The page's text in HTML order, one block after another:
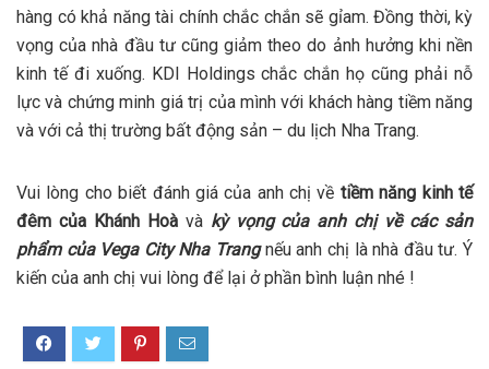
hàng có khả năng tài chính chắc chắn sẽ gỉam. Đồng thời, kỳ
vọng của nhà đầu tư cũng giảm theo do ảnh hưởng khi nền
kinh tế đi xuống. KDI Holdings chắc chắn họ cũng phải nỗ
lực và chứng minh giá trị của mình với khách hàng tiềm năng
và với cả thị trường bất động sản – du lịch Nha Trang.
Vui lòng cho biết đánh giá của anh chị về tiềm năng kinh tế
đêm của Khánh Hoà và kỳ vọng của anh chị về các sản
phẩm của Vega City Nha Trangnếu anh chị là nhà đầu tư. Ý
kiến của anh chị vui lòng để lại ở phần bình luận nhé !